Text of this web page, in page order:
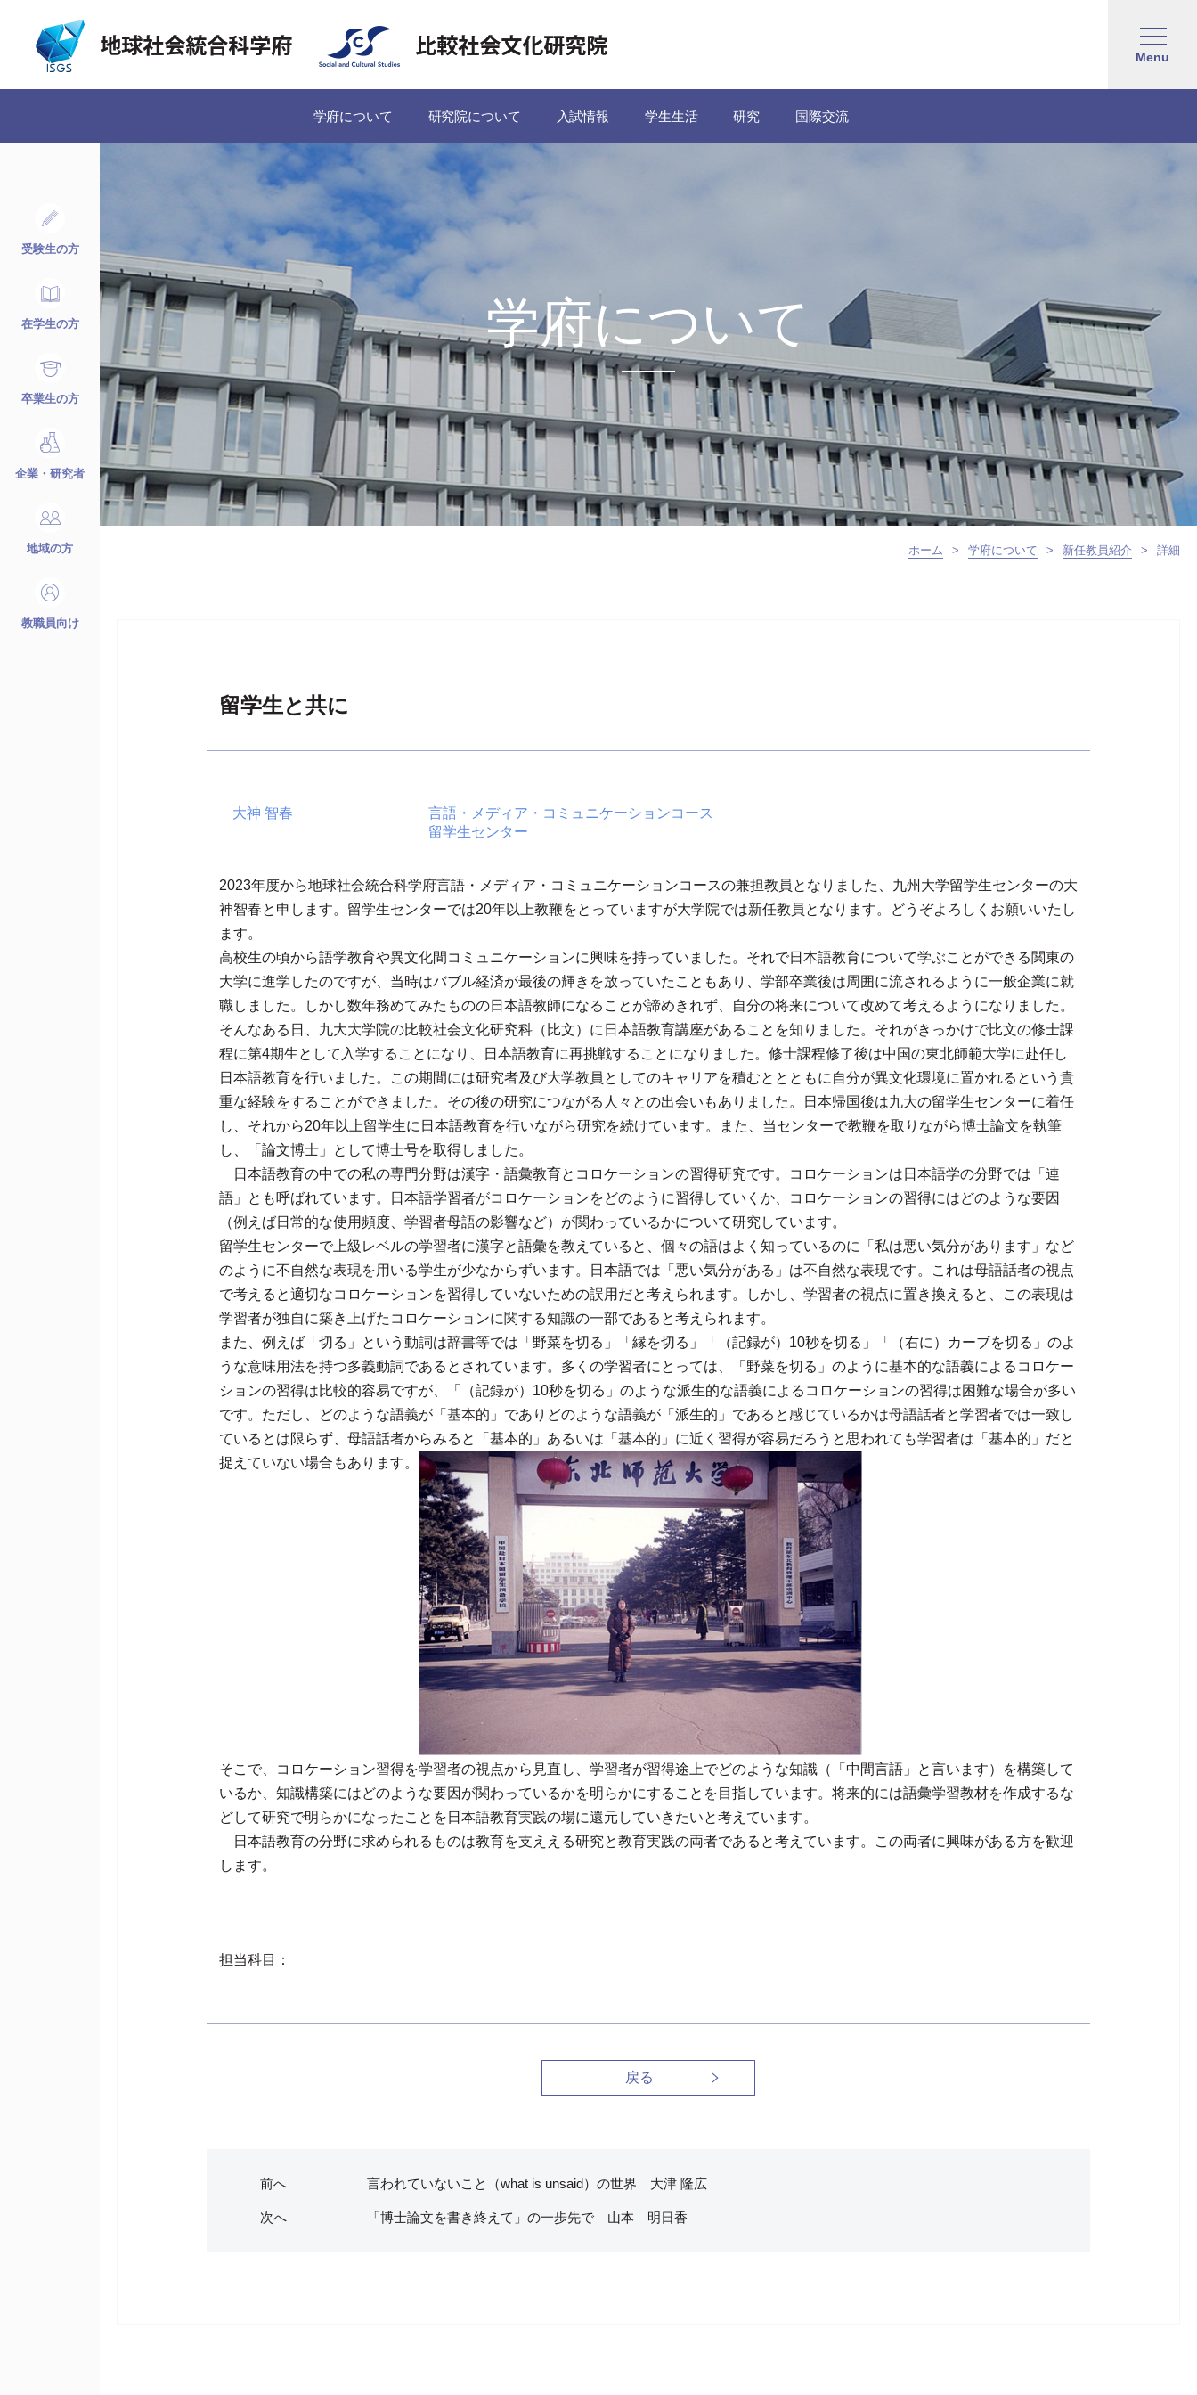
受験生の方
在学生の方
卒業生の方
企業・研究者
地域の方
教職員向け
Menu
学府について 研究院について 入試情報 学生生活 研究 国際交流
学府について
ホーム > 学府について > 新任教員紹介 > 詳細
留学生と共に
大神 智春
言語・メディア・コミュニケーションコース
留学生センター
2023年度から地球社会統合科学府言語・メディア・コミュニケーションコースの兼担教員となりました、九州大学留学生センターの大
神智春と申します。留学生センターでは20年以上教鞭をとっていますが大学院では新任教員となります。どうぞよろしくお願いいたし
ます。
高校生の頃から語学教育や異文化間コミュニケーションに興味を持っていました。それで日本語教育について学ぶことができる関東の
大学に進学したのですが、当時はバブル経済が最後の輝きを放っていたこともあり、学部卒業後は周囲に流されるように一般企業に就
職しました。しかし数年務めてみたものの日本語教師になることが諦めきれず、自分の将来について改めて考えるようになりました。
そんなある日、九大大学院の比較社会文化研究科（比文）に日本語教育講座があることを知りました。それがきっかけで比文の修士課
程に第4期生として入学することになり、日本語教育に再挑戦することになりました。修士課程修了後は中国の東北師範大学に赴任し
日本語教育を行いました。この期間には研究者及び大学教員としてのキャリアを積むととともに自分が異文化環境に置かれるという貴
重な経験をすることができました。その後の研究につながる人々との出会いもありました。日本帰国後は九大の留学生センターに着任
し、それから20年以上留学生に日本語教育を行いながら研究を続けています。また、当センターで教鞭を取りながら博士論文を執筆
し、「論文博士」として博士号を取得しました。
日本語教育の中での私の専門分野は漢字・語彙教育とコロケーションの習得研究です。コロケーションは日本語学の分野では「連
語」とも呼ばれています。日本語学習者がコロケーションをどのように習得していくか、コロケーションの習得にはどのような要因
（例えば日常的な使用頻度、学習者母語の影響など）が関わっているかについて研究しています。
留学生センターで上級レベルの学習者に漢字と語彙を教えていると、個々の語はよく知っているのに「私は悪い気分があります」など
のように不自然な表現を用いる学生が少なからずいます。日本語では「悪い気分がある」は不自然な表現です。これは母語話者の視点
で考えると適切なコロケーションを習得していないための誤用だと考えられます。しかし、学習者の視点に置き換えると、この表現は
学習者が独自に築き上げたコロケーションに関する知識の一部であると考えられます。
また、例えば「切る」という動詞は辞書等では「野菜を切る」「縁を切る」「（記録が）10秒を切る」「（右に）カーブを切る」のよ
うな意味用法を持つ多義動詞であるとされています。多くの学習者にとっては、「野菜を切る」のように基本的な語義によるコロケー
ションの習得は比較的容易ですが、「（記録が）10秒を切る」のような派生的な語義によるコロケーションの習得は困難な場合が多い
です。ただし、どのような語義が「基本的」でありどのような語義が「派生的」であると感じているかは母語話者と学習者では一致し
ているとは限らず、母語話者からみると「基本的」あるいは「基本的」に近く習得が容易だろうと思われても学習者は「基本的」だと
捉えていない場合もあります。
そこで、コロケーション習得を学習者の視点から見直し、学習者が習得途上でどのような知識（「中間言語」と言います）を構築して
いるか、知識構築にはどのような要因が関わっているかを明らかにすることを目指しています。将来的には語彙学習教材を作成するな
どして研究で明らかになったことを日本語教育実践の場に還元していきたいと考えています。
日本語教育の分野に求められるものは教育を支ええる研究と教育実践の両者であると考えています。この両者に興味がある方を歓迎
します。
担当科目：
戻る
前へ 言われていないこと（what is unsaid）の世界 大津 隆広
次へ 「博士論文を書き終えて」の一歩先で 山本 明日香